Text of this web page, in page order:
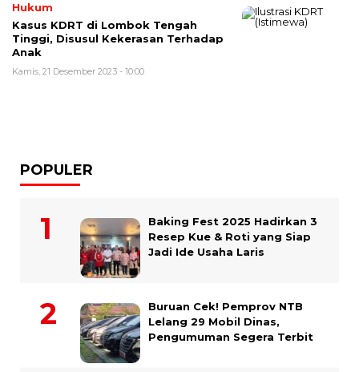
Hukum
Kasus KDRT di Lombok Tengah
Tinggi, Disusul Kekerasan Terhadap
Anak
Kamis, 21 Desember 2023 - 10:00
POPULER
Baking Fest 2025 Hadirkan 3
Resep Kue & Roti yang Siap
Jadi Ide Usaha Laris
Buruan Cek! Pemprov NTB
Lelang 29 Mobil Dinas,
Pengumuman Segera Terbit